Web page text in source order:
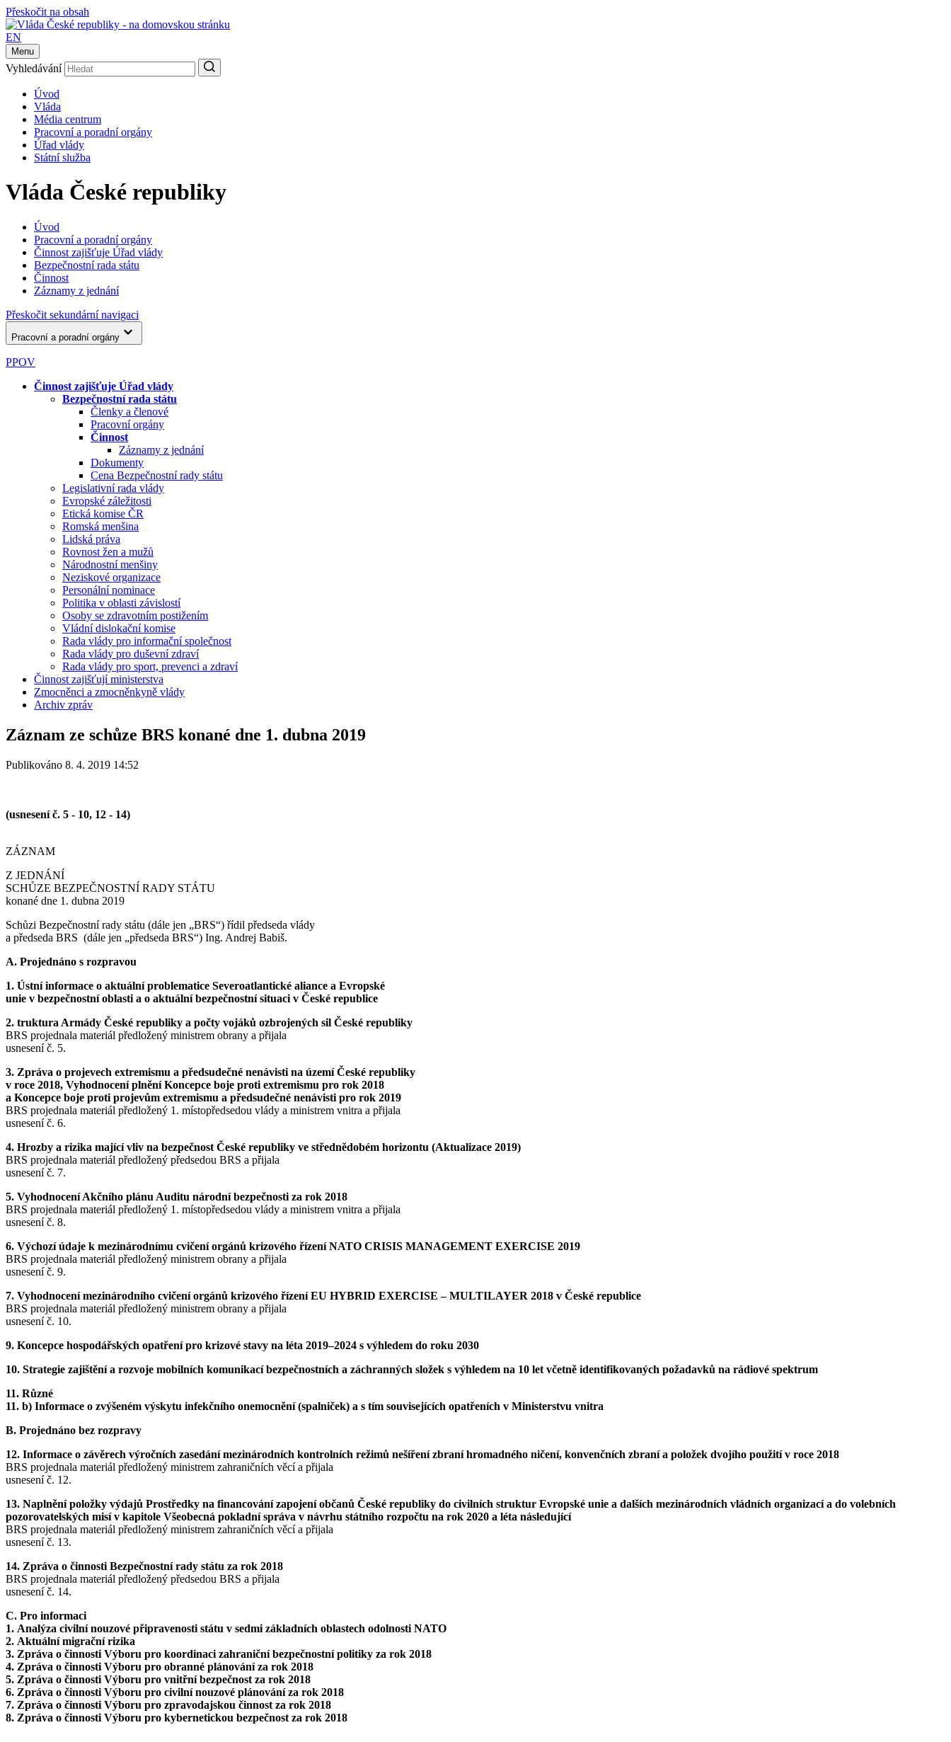
Přeskočit na obsah
EN
Menu
Vyhledávání
Úvod
Vláda
Média centrum
Pracovní a poradní orgány
Úřad vlády
Státní služba
Vláda České republiky
Úvod
Pracovní a poradní orgány
Činnost zajišťuje Úřad vlády
Bezpečnostní rada státu
Činnost
Záznamy z jednání
Přeskočit sekundární navigaci
Pracovní a poradní orgány
PPOV
Činnost zajišťuje Úřad vlády
Bezpečnostní rada státu
Členky a členové
Pracovní orgány
Činnost
Záznamy z jednání
Dokumenty
Cena Bezpečnostní rady státu
Legislativní rada vlády
Evropské záležitosti
Etická komise ČR
Romská menšina
Lidská práva
Rovnost žen a mužů
Národnostní menšiny
Neziskové organizace
Personální nominace
Politika v oblasti závislostí
Osoby se zdravotním postižením
Vládní dislokační komise
Rada vlády pro informační společnost
Rada vlády pro duševní zdraví
Rada vlády pro sport, prevenci a zdraví
Činnost zajišťují ministerstva
Zmocněnci a zmocněnkyně vlády
Archiv zpráv
Záznam ze schůze BRS konané dne 1. dubna 2019
Publikováno 8. 4. 2019 14:52
(usnesení č. 5 - 10, 12 - 14)
ZÁZNAM
Z JEDNÁNÍ
SCHŮZE BEZPEČNOSTNÍ RADY STÁTU
konané dne 1. dubna 2019
Schůzi Bezpečnostní rady státu (dále jen „BRS“) řídil předseda vlády
a předseda BRS (dále jen „předseda BRS“) Ing. Andrej Babiš.
A. Projednáno s rozpravou
1. Ústní informace o aktuální problematice Severoatlantické aliance a Evropské
unie v bezpečnostní oblasti a o aktuální bezpečnostní situaci v České republice
2. truktura Armády České republiky a počty vojáků ozbrojených sil České republiky
BRS projednala materiál předložený ministrem obrany a přijala
usnesení č. 5.
3. Zpráva o projevech extremismu a předsudečné nenávisti na území České republiky
v roce 2018, Vyhodnocení plnění Koncepce boje proti extremismu pro rok 2018
a Koncepce boje proti projevům extremismu a předsudečné nenávisti pro rok 2019
BRS projednala materiál předložený 1. místopředsedou vlády a ministrem vnitra a přijala
usnesení č. 6.
4. Hrozby a rizika mající vliv na bezpečnost České republiky ve střednědobém horizontu (Aktualizace 2019)
BRS projednala materiál předložený předsedou BRS a přijala
usnesení č. 7.
5. Vyhodnocení Akčního plánu Auditu národní bezpečnosti za rok 2018
BRS projednala materiál předložený 1. místopředsedou vlády a ministrem vnitra a přijala
usnesení č. 8.
6. Výchozí údaje k mezinárodnímu cvičení orgánů krizového řízení NATO CRISIS MANAGEMENT EXERCISE 2019
BRS projednala materiál předložený ministrem obrany a přijala
usnesení č. 9.
7. Vyhodnocení mezinárodního cvičení orgánů krizového řízení EU HYBRID EXERCISE – MULTILAYER 2018 v České republice
BRS projednala materiál předložený ministrem obrany a přijala
usnesení č. 10.
9. Koncepce hospodářských opatření pro krizové stavy na léta 2019–2024 s výhledem do roku 2030
10. Strategie zajištění a rozvoje mobilních komunikací bezpečnostních a záchranných složek s výhledem na 10 let včetně identifikovaných požadavků na rádiové spektrum
11. Různé
11. b) Informace o zvýšeném výskytu infekčního onemocnění (spalniček) a s tím souvisejících opatřeních v Ministerstvu vnitra
B. Projednáno bez rozpravy
12. Informace o závěrech výročních zasedání mezinárodních kontrolních režimů nešíření zbraní hromadného ničení, konvenčních zbraní a položek dvojího použití v roce 2018
BRS projednala materiál předložený ministrem zahraničních věcí a přijala
usnesení č. 12.
13. Naplnění položky výdajů Prostředky na financování zapojení občanů České republiky do civilních struktur Evropské unie a dalších mezinárodních vládních organizací a do volebních
pozorovatelských misí v kapitole Všeobecná pokladní správa v návrhu státního rozpočtu na rok 2020 a léta následující
BRS projednala materiál předložený ministrem zahraničních věcí a přijala
usnesení č. 13.
14. Zpráva o činnosti Bezpečnostní rady státu za rok 2018
BRS projednala materiál předložený předsedou BRS a přijala
usnesení č. 14.
C. Pro informaci
1. Analýza civilní nouzové připravenosti státu v sedmi základních oblastech odolnosti NATO
2. Aktuální migrační rizika
3. Zpráva o činnosti Výboru pro koordinaci zahraniční bezpečnostní politiky za rok 2018
4. Zpráva o činnosti Výboru pro obranné plánování za rok 2018
5. Zpráva o činnosti Výboru pro vnitřní bezpečnost za rok 2018
6. Zpráva o činnosti Výboru pro civilní nouzové plánování za rok 2018
7. Zpráva o činnosti Výboru pro zpravodajskou činnost za rok 2018
8. Zpráva o činnosti Výboru pro kybernetickou bezpečnost za rok 2018